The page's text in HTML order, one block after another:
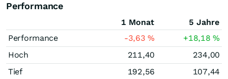
Performance
1 Monat
5 Jahre
Performance
-3,63% +18,18%
Hoch
211,40
234,00
Tief
192,56
107,44